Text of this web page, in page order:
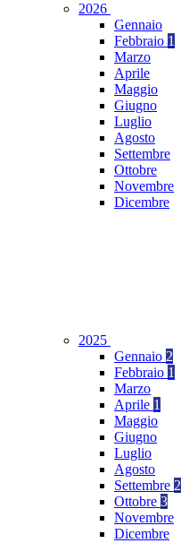
2026
Gennaio
Febbraio 1
Marzo
Aprile
Maggio
Giugno
Luglio
Agosto
Settembre
Ottobre
Novembre
Dicembre
2025
Gennaio 2
Febbraio 1
Marzo
Aprile 1
Maggio
Giugno
Luglio
Agosto
Settembre 2
Ottobre 3
Novembre
Dicembre